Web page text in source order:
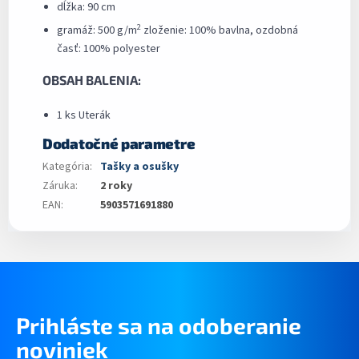
dĺžka: 90 cm
gramáž: 500 g/m2 zloženie: 100% bavlna, ozdobná
časť: 100% polyester
OBSAH BALENIA:
1 ks Uterák
Dodatočné parametre
Kategória: Tašky a osušky
Záruka:
2 roky
EAN: 5903571691880
Prihláste sa na odoberanie
noviniek